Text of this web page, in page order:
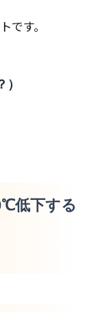
です。
低下する